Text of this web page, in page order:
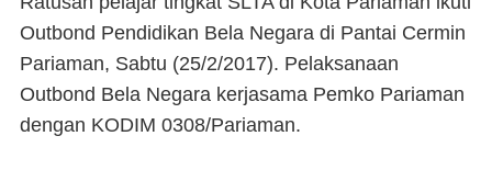
Outbond Pendidikan Bela Negara di Pantai Cermin
Pariaman, Sabtu (25/2/2017). Pelaksanaan
Outbond Bela Negara kerjasama Pemko Pariaman
dengan KODIM 0308/Pariaman.